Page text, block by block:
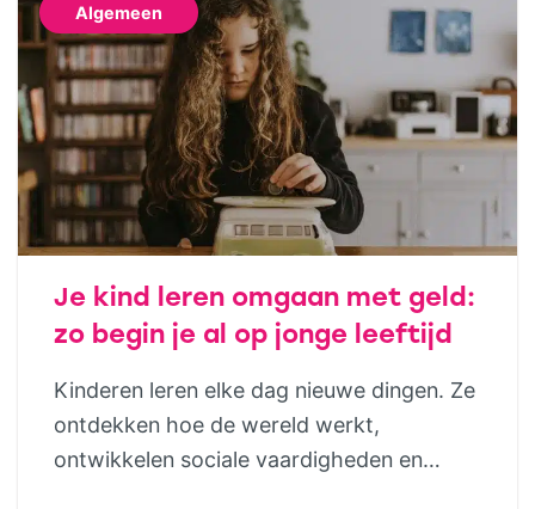
Algemeen
Je kind leren omgaan met geld:
zo begin je al op jonge leeftijd
Kinderen leren elke dag nieuwe dingen. Ze
ontdekken hoe de wereld werkt,
ontwikkelen sociale vaardigheden en